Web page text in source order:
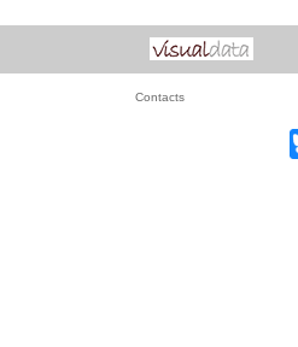
Contacts